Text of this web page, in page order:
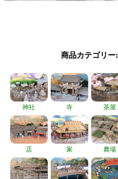
商品カテゴリー:
神社 寺 茶屋
店 家 農場